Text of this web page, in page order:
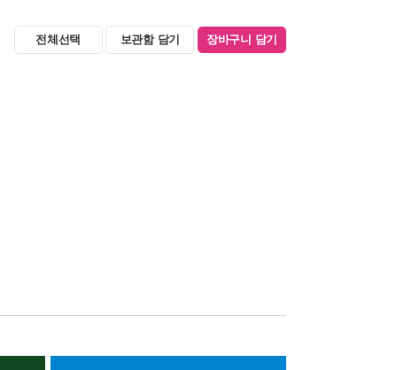
전체선택 보관함 담기 장바구니 담기